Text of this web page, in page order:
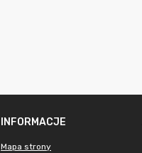
INFORMACJE
Mapa strony